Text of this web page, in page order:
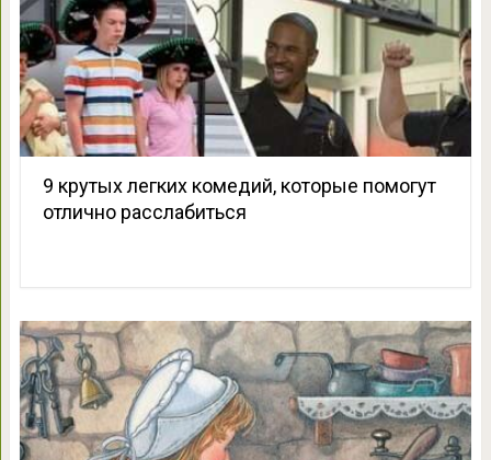
9 крутых легких комедий, которые помогут
отлично расслабиться